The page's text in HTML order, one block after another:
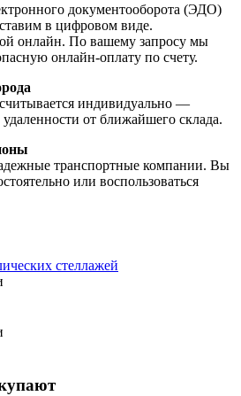
документооборота (ЭДО)
в цифровом виде.
онлайн. По вашему запросу мы
онлайн-оплату по счету.
индивидуально —
удаленности от ближайшего склада.
транспортные компании. Вы
или воспользоваться
стеллажей